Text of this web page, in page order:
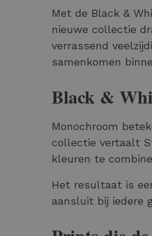
Met de Black &
nieuwe collectie
verrassend
samenkomen
Black &
Monochroom
collectie vertaalt
kleuren te
Het resultaat is
aansluit bij iedere